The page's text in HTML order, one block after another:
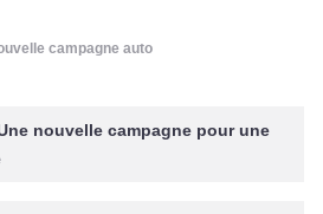
campagne auto
nouvelle campagne pour une